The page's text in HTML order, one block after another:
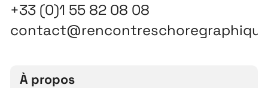
+33 (0)1 55 82 08 08
À propos